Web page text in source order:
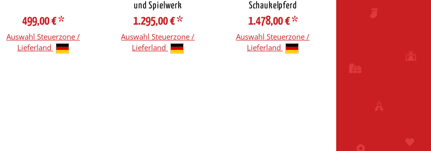
499,00 €*
Auswahl Steuerzone /
Lieferland
und Spielwerk
1.295,00 €*
Auswahl Steuerzone /
Lieferland
Schaukelpferd
1.478,00 €*
Auswahl Steuerzone /
Lieferland